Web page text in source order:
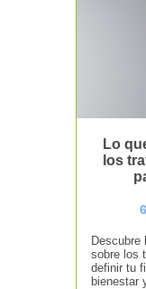
Lo
los
Descubre
sobre los
definir tu
bienestar